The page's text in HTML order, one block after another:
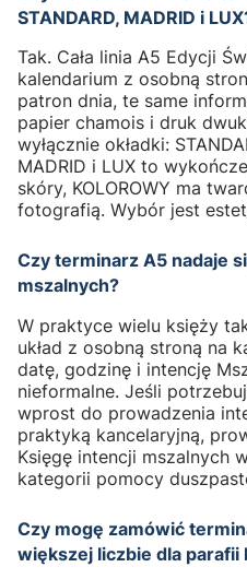
STANDARD, MADRID i
Tak. Cała linia A5 Edycji
kalendarium z osobną
patron dnia, te same
papier chamois i druk
wyłącznie okładki:
MADRID i LUX to
skóry, KOLOROWY ma
fotografią. Wybór jest
Czy terminarz A5 nadaje
mszalnych?
W praktyce wielu księży
układ z osobną stroną na
datę, godzinę i intencję
nieformalne. Jeśli
wprost do prowadzenia
praktyką kancelaryjną,
Księgę intencji mszalnych
kategorii pomocy
Czy mogę zamówić
większej liczbie dla parafii